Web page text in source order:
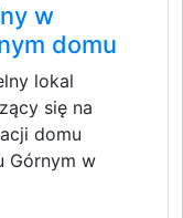
w
domu
lokal
się na
domu
Górnym w